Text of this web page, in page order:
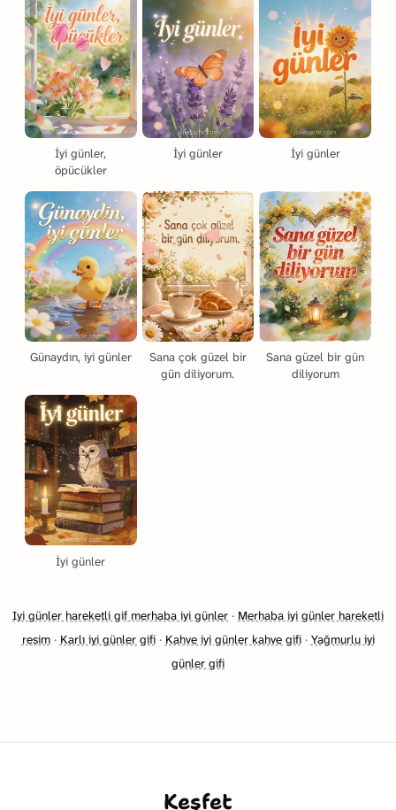
İyi günler,
öpücükler
İyi günler İyi günler
Günaydın, iyi günler
Sana çok güzel bir
gün diliyorum.
Sana güzel bir gün
diliyorum
İyi günler
Iyi günler hareketli gif merhaba iyi günler · Merhaba iyi günler hareketli
resim· Karlı iyi günler gifi· Kahve iyi günler kahve gifi· Yağmurlu iyi
günler gifi
Keşfet